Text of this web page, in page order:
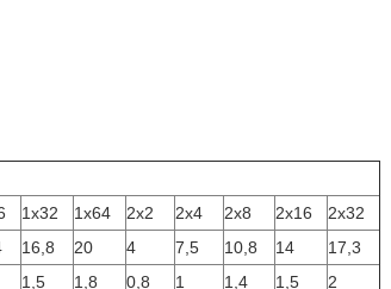
1x32 1x64 2x2 2x4 2x8 2x16
2x32
16,8 20 4 7,5 10,8 14
17,3
1,5 1,8 0,8 1 1,4 1,5
2